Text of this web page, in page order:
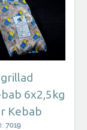
6x2,5kg
Kebab
7019